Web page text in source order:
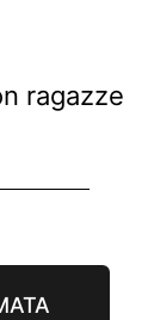
ragazze